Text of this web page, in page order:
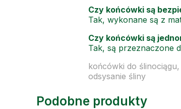
Czy końcówki są
Tak, wykonane są z
Czy końcówki są
Tak, są przeznaczone
końcówki do
odsysanie śliny
Podobne produkty